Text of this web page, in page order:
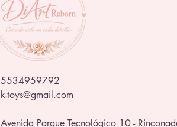
5534959792
k-toys@gmail.com
Avenida Parque Tecnológico 10 -